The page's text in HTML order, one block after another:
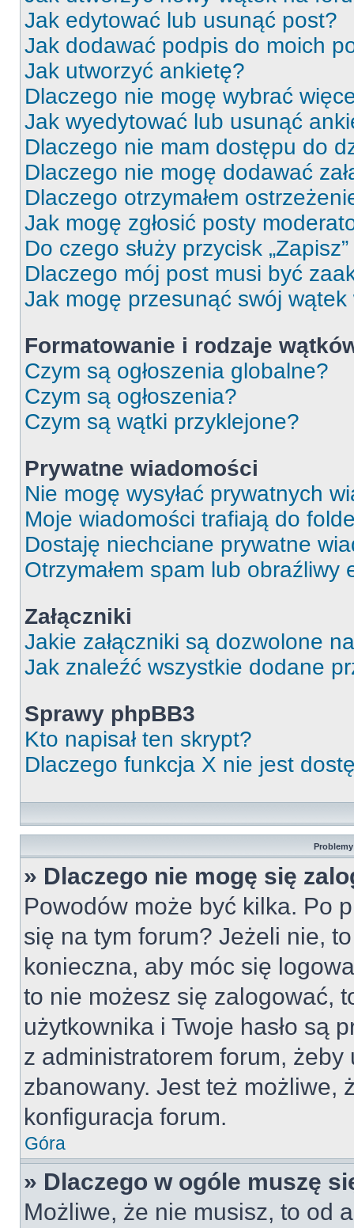
Jak edytować lub usunąć post?
Jak dodawać podpis do moich
Jak utworzyć ankietę?
Dlaczego nie mogę wybrać
Jak wyedytować lub usunąć
Dlaczego nie mam dostępu do
Dlaczego nie mogę dodawać
Dlaczego otrzymałem
Jak mogę zgłosić posty
Do czego służy przycisk
Dlaczego mój post musi być
Jak mogę przesunąć swój wątek
Formatowanie i rodzaje
Czym są ogłoszenia globalne?
Czym są ogłoszenia?
Czym są wątki przyklejone?
Prywatne wiadomości
Nie mogę wysyłać prywatnych
Moje wiadomości trafiają do
Dostaję niechciane prywatne
Otrzymałem spam lub
Załączniki
Jakie załączniki są dozwolone
Jak znaleźć wszystkie dodane
Sprawy phpBB3
Kto napisał ten skrypt?
Dlaczego funkcja X nie jest
» Dlaczego nie mogę się
Powodów może być kilka. Po
się na tym forum? Jeżeli nie,
konieczna, aby móc się
to nie możesz się zalogować,
użytkownika i Twoje hasło są
z administratorem forum, żeby
zbanowany. Jest też możliwe,
konfiguracja forum.
Góra
» Dlaczego w ogóle muszę
Możliwe, że nie musisz, to od